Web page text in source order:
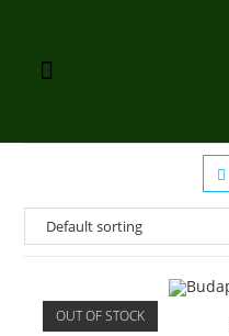
OUT OF STOCK